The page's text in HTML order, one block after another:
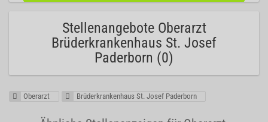
Stellenangebote Oberarzt
Brüderkrankenhaus St. Josef
Paderborn (0)
Oberarzt Brüderkrankenhaus St. Josef Paderborn